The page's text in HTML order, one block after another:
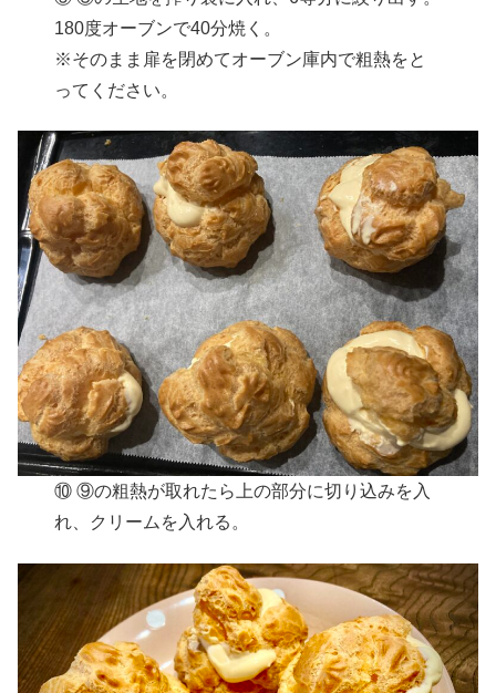
180度オーブンで40分焼く。
※そのまま扉を閉めてオーブン庫内で粗熱をと
ってください。
⑩ ⑨の粗熱が取れたら上の部分に切り込みを入
れ、クリームを入れる。